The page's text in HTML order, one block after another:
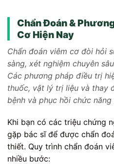
Chẩn Đoán &
Cơ Hiện Nay
Chẩn đoán viêm cơ đòi hỏi
sàng, xét nghiệm chuyên
Các phương pháp điều trị
thuốc, vật lý trị liệu và thay
bệnh và phục hồi chức năng
Khi bạn có các triệu chứng
gặp bác sĩ để được chẩn
thiết. Quy trình chẩn đoán
nhiều bước: